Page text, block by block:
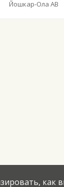
Йошкар-Ола АВ